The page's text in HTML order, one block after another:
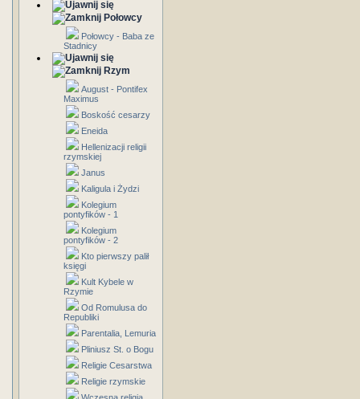
Połowcy
Połowcy - Baba ze
Stadnicy
Rzym
August - Pontifex
Maximus
Boskość cesarzy
Eneida
Hellenizacji religii
rzymskiej
Janus
Kaligula i Żydzi
Kolegium
pontyfików - 1
Kolegium
pontyfików - 2
Kto pierwszy palił
księgi
Kult Kybele w
Rzymie
Od Romulusa do
Republiki
Parentalia, Lemuria
Pliniusz St. o Bogu
Religie Cesarstwa
Religie rzymskie